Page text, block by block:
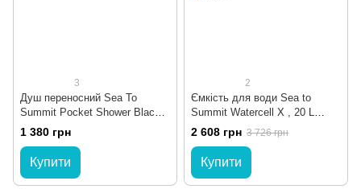
3
Душ переносний Sea To
Summit Pocket Shower Black,
10 л (STS APSHOWER)
1 380 грн
Купити
2
Ємкість для води Sea to
Summit Watercell X , 20 L
(STS AWATCELX20)
2 608 грн 3 726 грн
Купити